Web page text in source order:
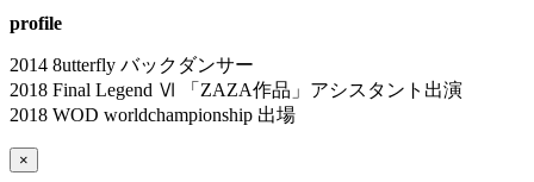
profile
2014 8utterfly バックダンサー
2018 Final Legend Ⅵ 「ZAZA作品」アシスタント出演
2018 WOD worldchampionship 出場
×